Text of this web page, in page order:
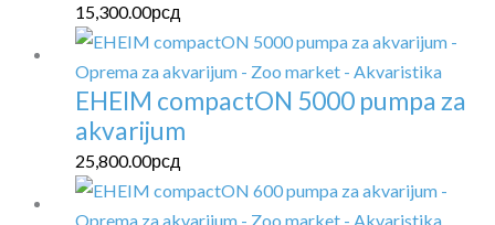
15,300.00рсд
EHEIM compactON 5000 pumpa za
akvarijum
25,800.00рсд